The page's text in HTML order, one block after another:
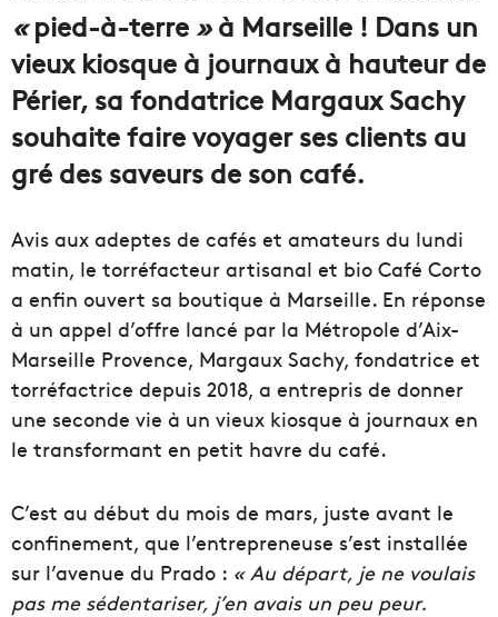
«pied-à-terre»à Marseille ! Dans un
vieux kiosque à journaux à hauteur de
Périer, sa fondatrice Margaux Sachy
souhaite faire voyager ses clients au
gré des saveurs de son café.
Avis aux adeptes de cafés et amateurs du lundi
matin, le torréfacteur artisanal et bio Café Corto
a enfin ouvert sa boutique à Marseille. En réponse
à un appel d’offre lancé par la Métropole d’Aix-
Marseille Provence, Margaux Sachy, fondatrice et
torréfactrice depuis 2018, a entrepris de donner
une seconde vie à un vieux kiosque à journaux en
le transformant en petit havre du café.
C’est au début du mois de mars, juste avant le
confinement, que l’entrepreneuse s’est installée
sur l’avenue du Prado : « Au départ, je ne voulais
pas me sédentariser, j’en avais un peu peur.